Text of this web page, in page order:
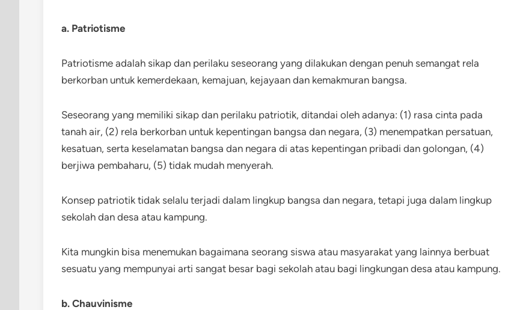
a. Patriotisme
Patriotisme adalah sikap dan perilaku seseorang yang dilakukan dengan penuh semangat rela
berkorban untuk kemerdekaan, kemajuan, kejayaan dan kemakmuran bangsa.
Seseorang yang memiliki sikap dan perilaku patriotik, ditandai oleh adanya: (1) rasa cinta pada
tanah air, (2) rela berkorban untuk kepentingan bangsa dan negara, (3) menempatkan persatuan,
kesatuan, serta keselamatan bangsa dan negara di atas kepentingan pribadi dan golongan, (4)
berjiwa pembaharu, (5) tidak mudah menyerah.
Konsep patriotik tidak selalu terjadi dalam lingkup bangsa dan negara, tetapi juga dalam lingkup
sekolah dan desa atau kampung.
Kita mungkin bisa menemukan bagaimana seorang siswa atau masyarakat yang lainnya berbuat
sesuatu yang mempunyai arti sangat besar bagi sekolah atau bagi lingkungan desa atau kampung.
b. Chauvinisme